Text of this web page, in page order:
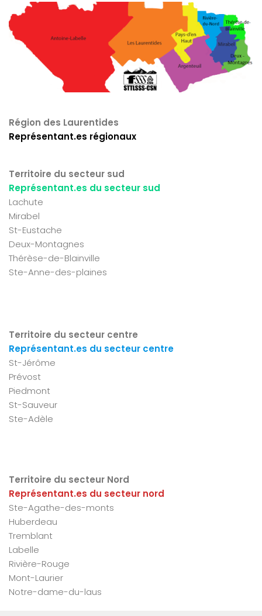
Région des Laurentides
Représentant.es régionaux
Territoire du secteur sud
Représentant.es du secteur sud
Lachute
Mirabel
St-Eustache
Deux-Montagnes
Thérèse-de-Blainville
Ste-Anne-des-plaines
Territoire du secteur centre
Représentant.es du secteur centre
St-Jérôme
Prévost
Piedmont
St-Sauveur
Ste-Adèle
Territoire du secteur Nord
Représentant.es du secteur nord
Ste-Agathe-des-monts
Huberdeau
Tremblant
Labelle
Rivière-Rouge
Mont-Laurier
Notre-dame-du-laus